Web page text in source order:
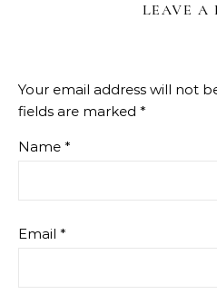
LEAVE A
Your email address will not
fields are marked *
Name *
Email *